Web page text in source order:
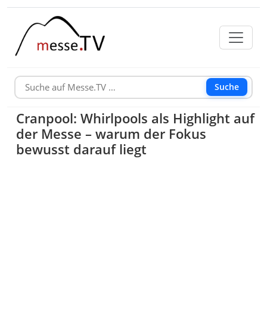
Suche
Cranpool: Whirlpools als Highlight auf
der Messe – warum der Fokus
bewusst darauf liegt